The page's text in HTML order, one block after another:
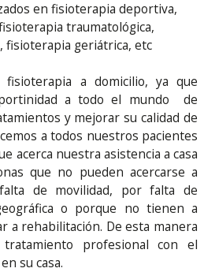
en fisioterapia deportiva,
traumatológica,
geriátrica, etc
fisioterapia a domicilio, ya que
a todo el mundo de
y mejorar su calidad de
a todos nuestros pacientes
acerca nuestra asistencia a casa
que no pueden acercarse a
de movilidad, por falta de
o porque no tienen a
a rehabilitación. De esta manera
profesional con el
su casa.